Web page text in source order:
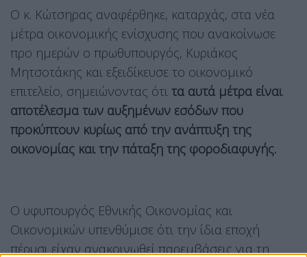
Ο κ. Κώτσηρας αναφέρθηκε, καταρχάς, στα νέα
μέτρα οικονομικής ενίσχυσης που ανακοίνωσε
προ ημερών ο πρωθυπουργός, Κυριάκος
Μητσοτάκης και εξειδίκευσε το οικονομικό
επιτελείο, σημειώνοντας ότι τα αυτά μέτρα είναι
αποτέλεσμα των αυξημένων εσόδων που
προκύπτουν κυρίως από την ανάπτυξη της
οικονομίας και την πάταξη της φοροδιαφυγής.
Ο υφυπουργός Εθνικής Οικονομίας και
Οικονομικών υπενθύμισε ότι την ίδια εποχή
πέρυσι είχαν ανακοινωθεί παρεμβάσεις για τη